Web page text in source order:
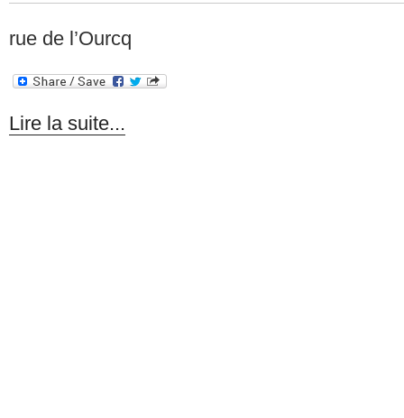
rue de l’Ourcq
Lire la suite...